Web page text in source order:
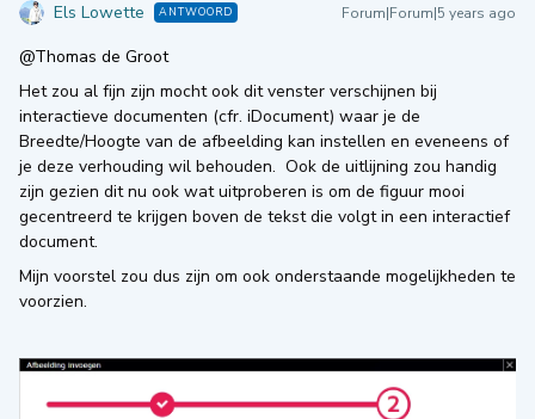
Els Lowette ANTWOORD Forum|Forum|5 years ago
@Thomas de Groot
Het zou al fijn zijn mocht ook dit venster verschijnen bij
interactieve documenten (cfr. iDocument) waar je de
Breedte/Hoogte van de afbeelding kan instellen en eveneens of
je deze verhouding wil behouden. Ook de uitlijning zou handig
zijn gezien dit nu ook wat uitproberen is om de figuur mooi
gecentreerd te krijgen boven de tekst die volgt in een interactief
document.
Mijn voorstel zou dus zijn om ook onderstaande mogelijkheden te
voorzien.